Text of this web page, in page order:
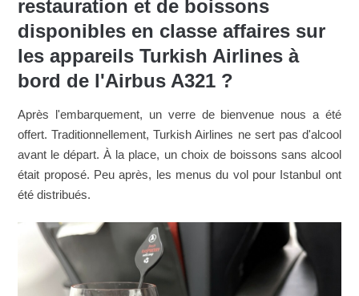
restauration et de boissons
disponibles en classe affaires sur
les appareils Turkish Airlines à
bord de l'Airbus A321 ?
Après l'embarquement, un verre de bienvenue nous a été
offert. Traditionnellement, Turkish Airlines ne sert pas d'alcool
avant le départ. À la place, un choix de boissons sans alcool
était proposé. Peu après, les menus du vol pour Istanbul ont
été distribués.